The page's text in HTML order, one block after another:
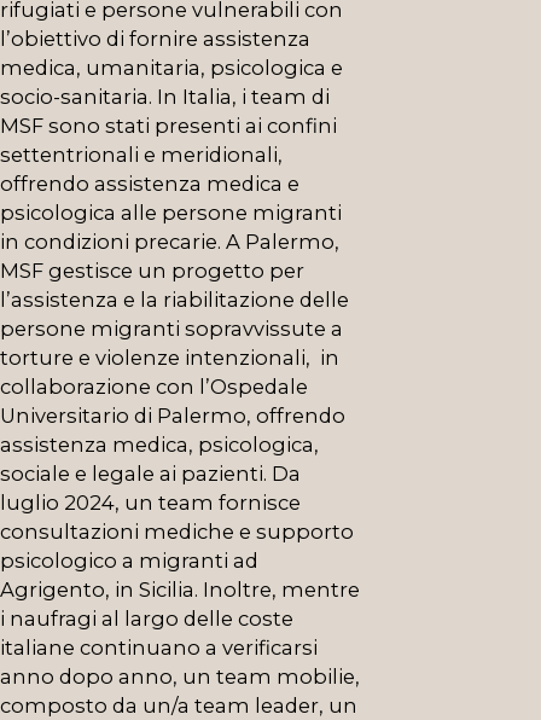
rifugiati e persone vulnerabili con
l’obiettivo di fornire assistenza
medica, umanitaria, psicologica e
socio-sanitaria. In Italia, i team di
MSF sono stati presenti ai confini
settentrionali e meridionali,
offrendo assistenza medica e
psicologica alle persone migranti
in condizioni precarie. A Palermo,
MSF gestisce un progetto per
l’assistenza e la riabilitazione delle
persone migranti sopravvissute a
torture e violenze intenzional i, in
collaborazione con l’Ospedale
Universitario di Palermo, offrendo
assistenza medica, psicologica,
sociale e legale ai pazienti. Da
luglio 2024, un team fornisce
consultazioni mediche e supporto
psicologico a migranti ad
Agrigento, in Sicilia. Inoltre, mentre
i naufragi al largo delle coste
italiane continuano a verificarsi
anno dopo anno, un team mobilie,
composto da un/a team leader, un